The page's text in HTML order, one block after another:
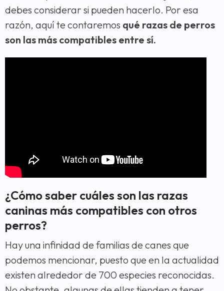
debes considerar si pueden hacerlo. Por esa
razón, aquí te contaremos qué razas de perros
son las más compatibles entre sí.
¿Cómo saber cuáles son las razas
caninas más compatibles con otros
perros?
Hay una infinidad de familias de canes que
podemos mencionar, puesto que en la actualidad
existen alrededor de 700 especies reconocidas.